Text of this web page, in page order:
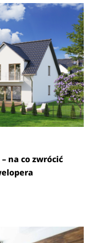
na co zwrócić